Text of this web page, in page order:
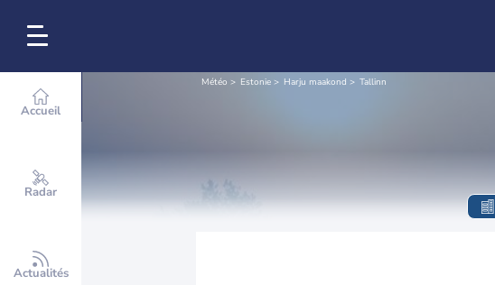
Accueil
Radar
Actualités
Météo Estonie Harju maakond Tallinn